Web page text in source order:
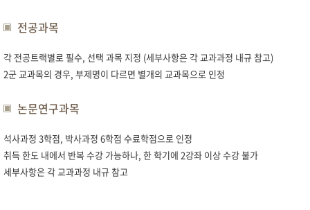
전공과목
각 전공트랙별로 필수, 선택 과목 지정 (세부사항은 각 교과과정 내규 참고)
2군 교과목의 경우, 부제명이 다르면 별개의 교과목으로 인정
논문연구과목
석사과정 3학점, 박사과정 6학점 수료학점으로 인정
취득 한도 내에서 반복 수강 가능하나, 한 학기에 2강좌 이상 수강 불가
세부사항은 각 교과과정 내규 참고